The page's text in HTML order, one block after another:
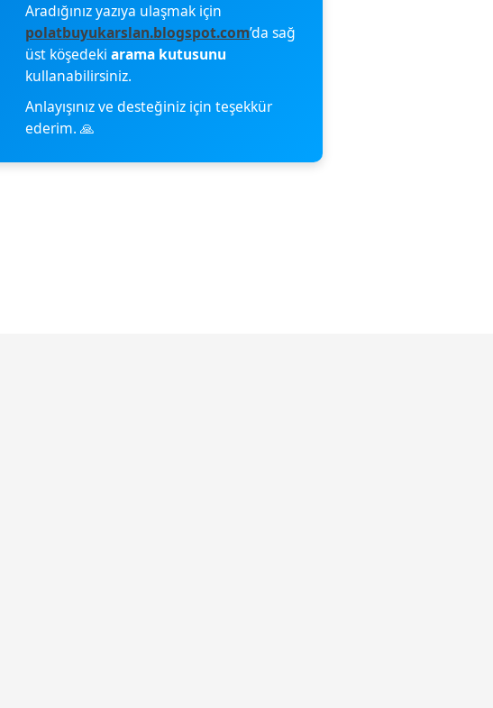
Aradığınız yazıya ulaşmak için
polatbuyukarslan.blogspot.com’da sağ
üst köşedeki arama kutusunu
kullanabilirsiniz.
Anlayışınız ve desteğiniz için teşekkür
ederim. 🙏